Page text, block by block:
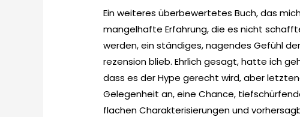
Ein weiteres überbewertetes Buch, das
mangelhafte Erfahrung, die es nicht
werden, ein ständiges, nagendes Gefühl
rezension blieb. Ehrlich gesagt, hatte ich
dass es der Hype gerecht wird, aber
Gelegenheit an, eine Chance,
flachen Charakterisierungen und